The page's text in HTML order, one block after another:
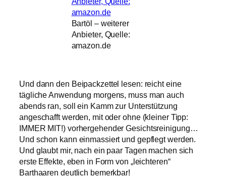
Bartöl – weiterer
Anbieter, Quelle:
amazon.de
Und dann den Beipackzettel lesen: reicht eine
tägliche Anwendung morgens, muss man auch
abends ran, soll ein Kamm zur Unterstützung
angeschafft werden, mit oder ohne (kleiner Tipp:
IMMER MIT!) vorhergehender Gesichtsreinigung…
Und schon kann einmassiert und gepflegt werden.
Und glaubt mir, nach ein paar Tagen machen sich
erste Effekte, eben in Form von „leichteren“
Barthaaren deutlich bemerkbar!